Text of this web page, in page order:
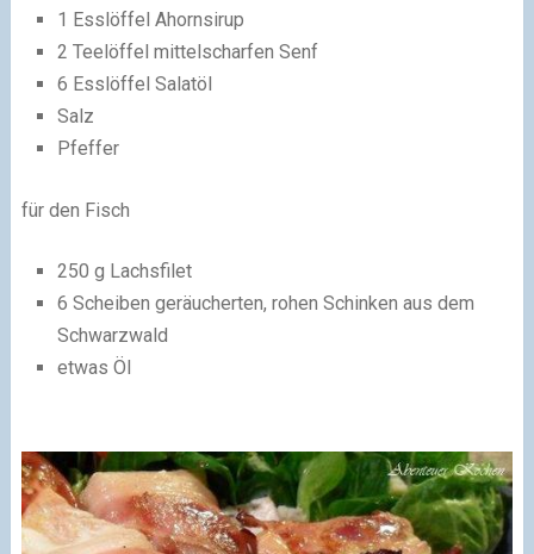
1 Esslöffel Ahornsirup
2 Teelöffel mittelscharfen Senf
6 Esslöffel Salatöl
Salz
Pfeffer
für den Fisch
250 g Lachsfilet
6 Scheiben geräucherten, rohen Schinken aus dem
Schwarzwald
etwas Öl